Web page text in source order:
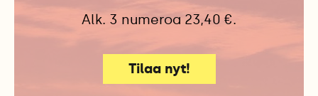
Alk. 3 numeroa 23,40 €.
Tilaa nyt!